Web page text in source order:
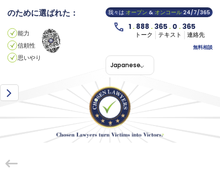
のために選ばれた：
能力
信頼性
思いやり
我々はオープン&オンコール24/7/365
1 . 888 . 365 . 0 . 365
トーク テキスト
連絡先
無料相談
Japanese